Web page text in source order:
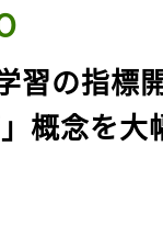
習の指標
概念を大